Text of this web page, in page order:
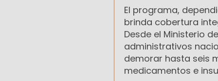
El programa,
brinda cobertura
Desde el Ministerio
administrativos
demorar hasta seis
medicamentos e